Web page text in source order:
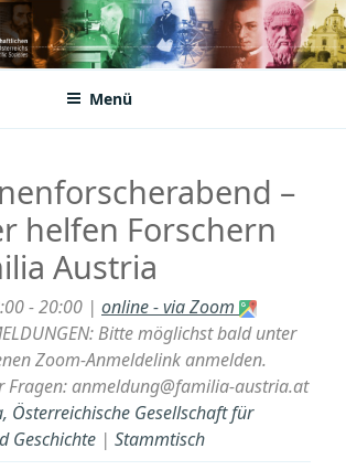
Scientific Societies
Menü
–
helfen Forschern
Austria
- 20:00 | online - via Zoom
Bitte möglichst bald unter
Zoom-Anmeldelink anmelden.
Fragen: anmeldung@familia-austria.at
Österreichische Gesellschaft für
Geschichte | Stammtisch